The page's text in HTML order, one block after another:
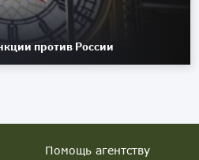
против России
Помощь агентству